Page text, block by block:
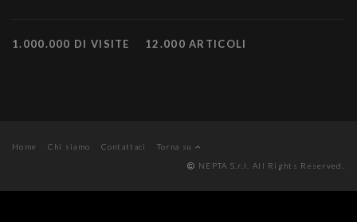
1.000.000 DI VISITE 12.000 ARTICOLI
Home Chi siamo Contattaci
Torna su
NEPTA S.r.l. All Rights Reserved.